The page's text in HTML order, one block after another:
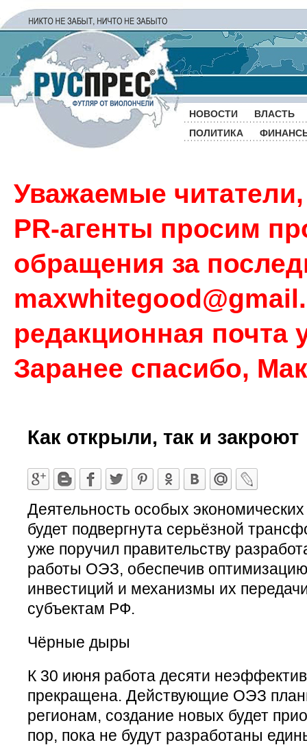
НОВОСТИ
ВЛАСТЬ
ПОЛИТИКА
Уважаемые
PR-агенты просим
обращения за
редакционная почта
Заранее спасибо,
Как открыли, так и закроют
Деятельность особых
будет подвергнута серьёзной
уже поручил правительству
работы ОЭЗ, обеспечив
инвестиций и механизмы их
субъектам РФ.
Чёрные дыры
К 30 июня работа десяти
прекращена. Действующие ОЭЗ
регионам, создание новых будет
пор, пока не будут разработаны